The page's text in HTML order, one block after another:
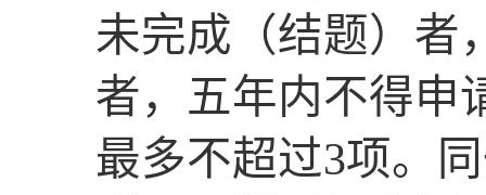
未完成（结题）者
者，五年内不得申
最多不超过3项。